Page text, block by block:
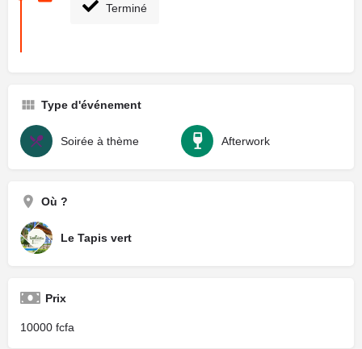
Terminé
Type d'événement
Soirée à thème Afterwork
Où ?
Le Tapis vert
Prix
10000